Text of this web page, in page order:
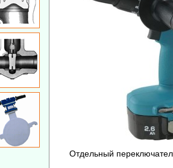
Отдельный